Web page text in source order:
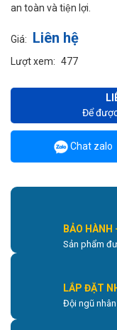
an toàn và tiện lợi.
Giá: Liên hệ
Lượt xem: 477
Để
Chat zalo
BẢO HÀNH
Sản phẩm
LẮP ĐẶT
Đội ngũ